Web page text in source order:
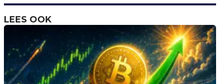
LEES OOK